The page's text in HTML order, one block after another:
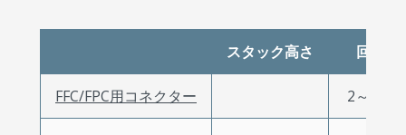
スタック高さ 回路
FFC/FPC用コネクター 2～120